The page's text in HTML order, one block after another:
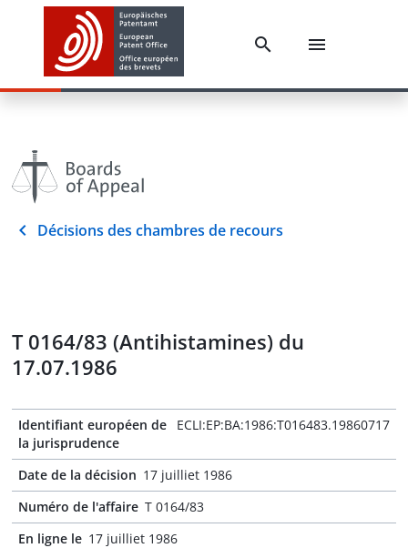
Décisions des chambres de recours
T 0164/83 (Antihistamines) du
17.07.1986
Identifiant européen de
la jurisprudence
ECLI:EP:BA:1986:T016483.19860717
Date de la décision 17 juilliet 1986
Numéro de l'affaire T 0164/83
En ligne le 17 juilliet 1986